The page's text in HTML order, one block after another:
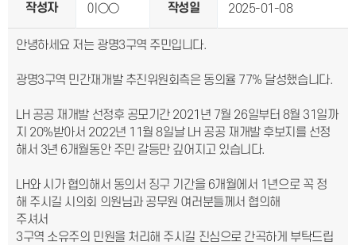
작성자 이○○ 작성일 2025-01-08
안녕하세요 저는 광명3구역 주민입니다.
광명3구역 민간재개발 추진위원회측은 동의율 77% 달성했습니다.
LH 공공 재개발 선정후 공모기간 2021년 7월 26일부터 8월 31일까
지 20%받아서 2022년 11월 8일날 LH 공공 재개발 후보지를 선정
해서 3년 6개월동안 주민 갈등만 깊어지고 있습니다.
LH와 시가 협의해서 동의서 징구 기간을 6개월에서 1년으로 꼭 정
해 주시길 시의회 의원님과 공무원 여러분들께서 협의해
주셔서
3구역 소유주의 민원을 처리해 주시길 진심으로 간곡하게 부탁드립